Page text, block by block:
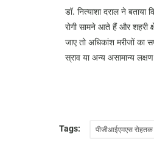
डॉ. नित्याशा दराल ने
रोगी सामने आते हैं और शहरी
जाए तो अधिकांश मरीजों का
स्राव या अन्य असामान्य
Tags: पीजीआईएमएस रोहतक